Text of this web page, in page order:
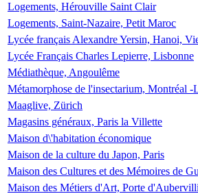
Logements, Hérouville Saint Clair
Logements, Saint-Nazaire, Petit Maroc
Lycée français Alexandre Yersin, Hanoi,
Lycée Français Charles Lepierre, Lisbonne
Médiathèque, Angoulême
Métamorphose de l'insectarium, Montréal
Maaglive, Zürich
Magasins généraux, Paris la Villette
Maison d\'habitation économique
Maison de la culture du Japon, Paris
Maison des Cultures et des Mémoires de
Maison des Métiers d'Art, Porte